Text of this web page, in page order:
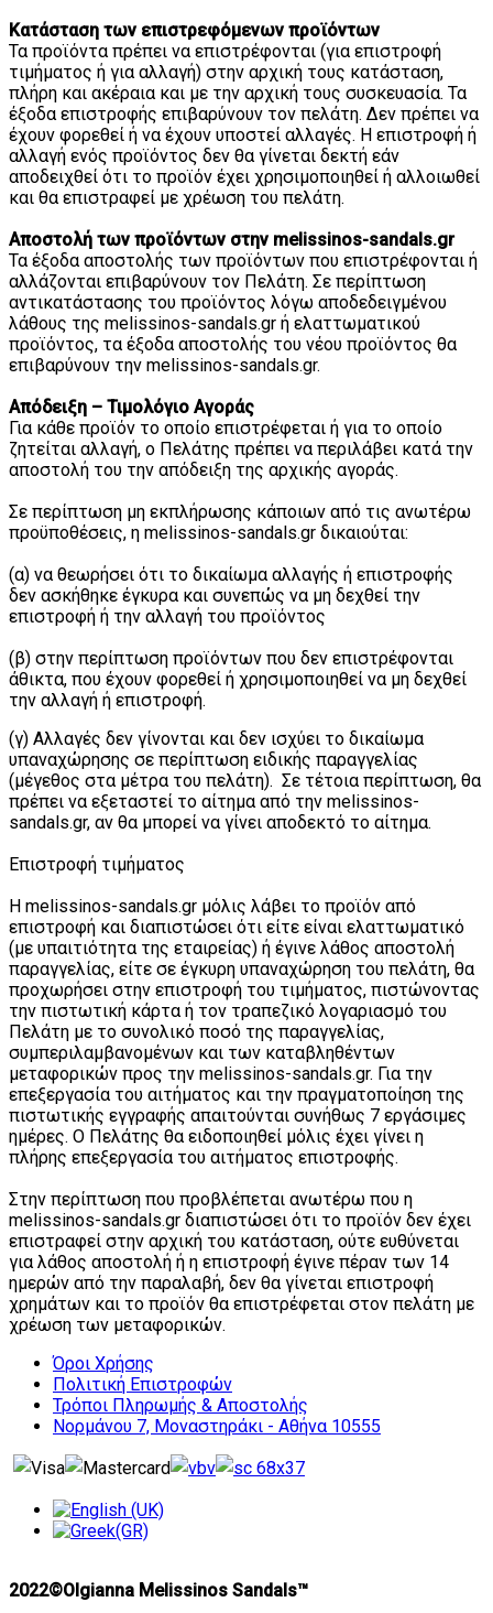
Κατάσταση των επιστρεφόμενων προϊόντων
Τα προϊόντα πρέπει να επιστρέφονται (για επιστροφή
τιμήματος ή για αλλαγή) στην αρχική τους κατάσταση,
πλήρη και ακέραια και με την αρχική τους συσκευασία. Τα
έξοδα επιστροφής επιβαρύνουν τον πελάτη. Δεν πρέπει να
έχουν φορεθεί ή να έχουν υποστεί αλλαγές. Η επιστροφή ή
αλλαγή ενός προϊόντος δεν θα γίνεται δεκτή εάν
αποδειχθεί ότι το προϊόν έχει χρησιμοποιηθεί ή αλλοιωθεί
και θα επιστραφεί με χρέωση του πελάτη.
Αποστολή των προϊόντων στην melissinos-sandals.gr
Τα έξοδα αποστολής των προϊόντων που επιστρέφονται ή
αλλάζονται επιβαρύνουν τον Πελάτη. Σε περίπτωση
αντικατάστασης του προϊόντος λόγω αποδεδειγμένου
λάθους της melissinos-sandals.gr ή ελαττωματικού
προϊόντος, τα έξοδα αποστολής του νέου προϊόντος θα
επιβαρύνουν την melissinos-sandals.gr.
Απόδειξη – Τιμολόγιο Αγοράς
Για κάθε προϊόν το οποίο επιστρέφεται ή για το οποίο
ζητείται αλλαγή, ο Πελάτης πρέπει να περιλάβει κατά την
αποστολή του την απόδειξη της αρχικής αγοράς.
Σε περίπτωση μη εκπλήρωσης κάποιων από τις ανωτέρω
προϋποθέσεις, η melissinos-sandals.gr δικαιούται:
(α) να θεωρήσει ότι το δικαίωμα αλλαγής ή επιστροφής
δεν ασκήθηκε έγκυρα και συνεπώς να μη δεχθεί την
επιστροφή ή την αλλαγή του προϊόντος
(β) στην περίπτωση προϊόντων που δεν επιστρέφονται
άθικτα, που έχουν φορεθεί ή χρησιμοποιηθεί να μη δεχθεί
την αλλαγή ή επιστροφή.
(γ) Αλλαγές δεν γίνονται και δεν ισχύει το δικαίωμα
υπαναχώρησης σε περίπτωση ειδικής παραγγελίας
(μέγεθος στα μέτρα του πελάτη). Σε τέτοια περίπτωση, θα
πρέπει να εξεταστεί το αίτημα από την melissinos-
sandals.gr, αν θα μπορεί να γίνει αποδεκτό το αίτημα.
Επιστροφή τιμήματος
Η melissinos-sandals.gr μόλις λάβει το προϊόν από
επιστροφή και διαπιστώσει ότι είτε είναι ελαττωματικό
(με υπαιτιότητα της εταιρείας) ή έγινε λάθος αποστολή
παραγγελίας, είτε σε έγκυρη υπαναχώρηση του πελάτη, θα
προχωρήσει στην επιστροφή του τιμήματος, πιστώνοντας
την πιστωτική κάρτα ή τον τραπεζικό λογαριασμό του
Πελάτη με το συνολικό ποσό της παραγγελίας,
συμπεριλαμβανομένων και των καταβληθέντων
μεταφορικών προς την melissinos-sandals.gr. Για την
επεξεργασία του αιτήματος και την πραγματοποίηση της
πιστωτικής εγγραφής απαιτούνται συνήθως 7 εργάσιμες
ημέρες. Ο Πελάτης θα ειδοποιηθεί μόλις έχει γίνει η
πλήρης επεξεργασία του αιτήματος επιστροφής.
Στην περίπτωση που προβλέπεται ανωτέρω που η
melissinos-sandals.gr διαπιστώσει ότι το προϊόν δεν έχει
επιστραφεί στην αρχική του κατάσταση, ούτε ευθύνεται
για λάθος αποστολή ή η επιστροφή έγινε πέραν των 14
ημερών από την παραλαβή, δεν θα γίνεται επιστροφή
χρημάτων και το προϊόν θα επιστρέφεται στον πελάτη με
χρέωση των μεταφορικών.
Όροι Χρήσης
Πολιτική Επιστροφών
Τρόποι Πληρωμής & Αποστολής
Νορμάνου 7, Μοναστηράκι - Αθήνα 10555
2022©Olgianna Melissinos Sandals™